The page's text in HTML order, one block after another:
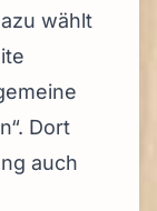
wählt
Dort
auch